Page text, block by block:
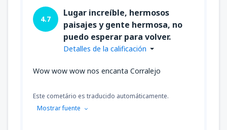
4.7
Lugar increíble, hermosos
paisajes y gente hermosa, no
puedo esperar para volver.
Detalles de la calificación
Wow wow wow nos encanta Corralejo
Este cometário es traducido automáticamente.
Mostrar fuente